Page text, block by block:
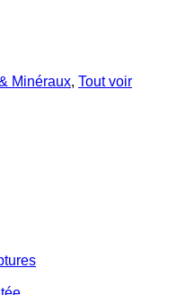
Minéraux, Tout voir